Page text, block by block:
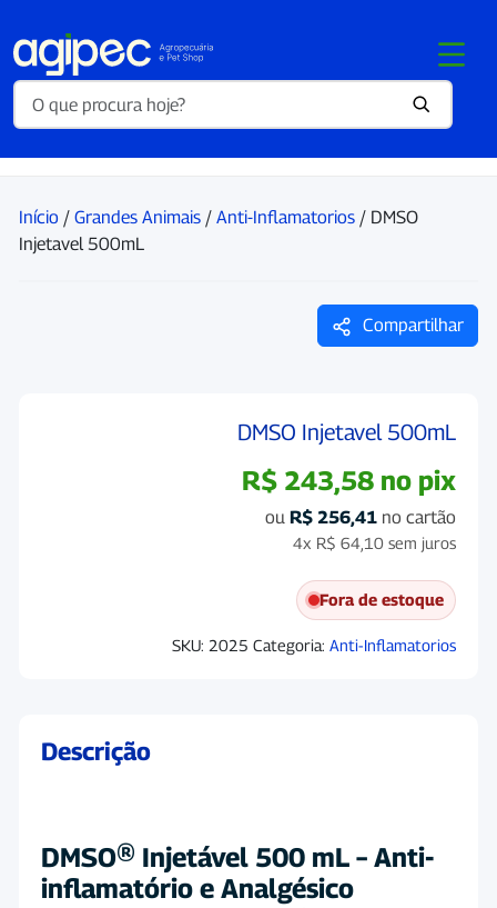
Início / Grandes Animais / Anti-Inflamatorios / DMSO
Injetavel 500mL
Compartilhar
DMSO Injetavel 500mL
R$ 243,58 no pix
ou R$ 256,41 no cartão
4x R$ 64,10 sem juros
Fora de estoque
SKU: 2025 Categoria: Anti-Inflamatorios
Descrição
DMSO® Injetável 500 mL – Anti-
inflamatório e Analgésico